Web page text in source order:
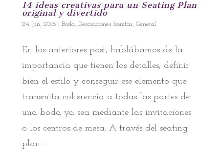
14 ideas creativas para un Seating Plan
original y divertido
24 Jun, 2016 Boda, Decoraciones bonitas, General
En los anteriores post, hablábamos de la
importancia que tienen los detalles, definir
bien el estilo y conseguir ese elemento que
transmita coherencia a todas las partes de
una boda ya sea mediante las invitaciones
o los centros de mesa. A través del seating
plan...